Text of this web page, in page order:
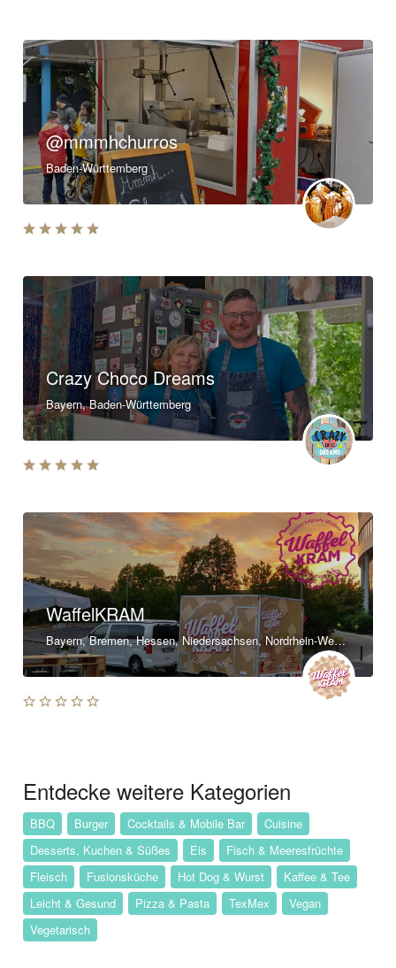
@mmmhchurros
Baden-Württemberg
Crazy Choco Dreams
Bayern, Baden-Württemberg
WaffelKRAM
Bayern, Bremen, Hessen, Niedersachsen, Nordrhein-Westfalen, Rheinland-Pfalz, Baden-Württemberg
Entdecke weitere Kategorien
BBQ Burger Cocktails & Mobile Bar
Cuisine
Desserts, Kuchen & Süßes
Eis
Fisch & Meeresfrüchte
Fleisch
Fusionsküche Hot Dog & Wurst
Kaffee & Tee
Leicht & Gesund
Pizza & Pasta TexMex
Vegan
Vegetarisch